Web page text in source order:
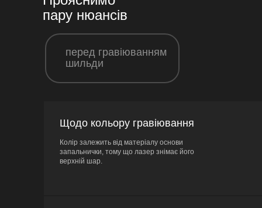
перед гравіюванням
шильди
пару нюансів
Щодо кольору гравіювання
Колір залежить від матеріалу основи
запальнички, тому що лазер знімає його
верхній шар.